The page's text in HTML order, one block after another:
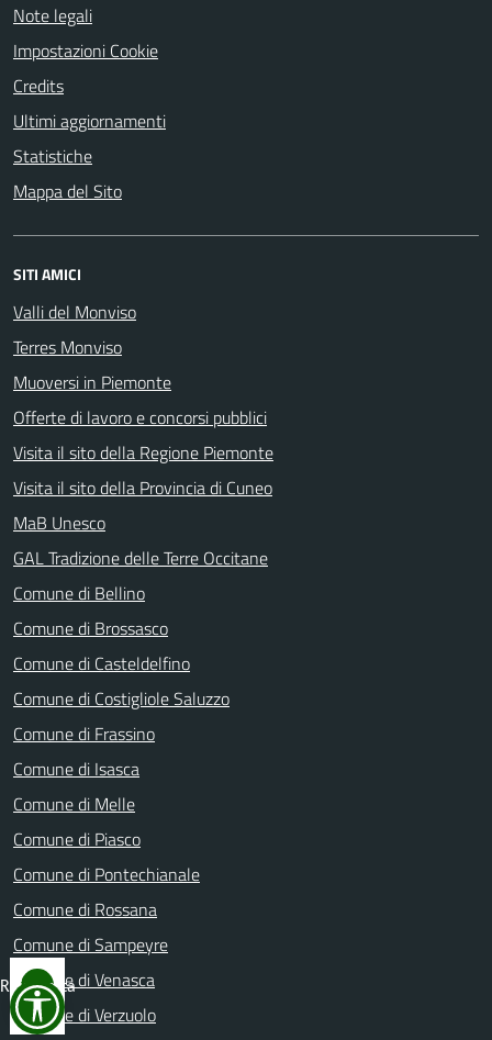
Note legali
Impostazioni Cookie
Credits
Ultimi aggiornamenti
Statistiche
Mappa del Sito
SITI AMICI
Valli del Monviso
Terres Monviso
Muoversi in Piemonte
Offerte di lavoro e concorsi pubblici
Visita il sito della Regione Piemonte
Visita il sito della Provincia di Cuneo
MaB Unesco
GAL Tradizione delle Terre Occitane
Comune di Bellino
Comune di Brossasco
Comune di Casteldelfino
Comune di Costigliole Saluzzo
Comune di Frassino
Comune di Isasca
Comune di Melle
Comune di Piasco
Comune di Pontechianale
Comune di Rossana
Comune di Sampeyre
Comune di Venasca
Comune di Verzuolo
Reimposta
tutto